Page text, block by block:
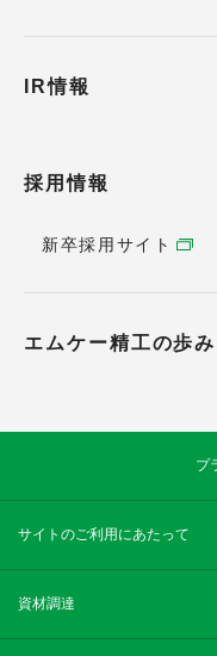
IR情報
採用情報
新卒採用サイト
エムケー精工の歩み
プ
サイトのご利用にあたって
資材調達